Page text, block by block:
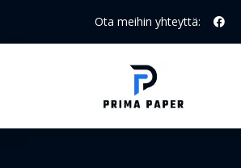
Ota meihin yhteyttä: